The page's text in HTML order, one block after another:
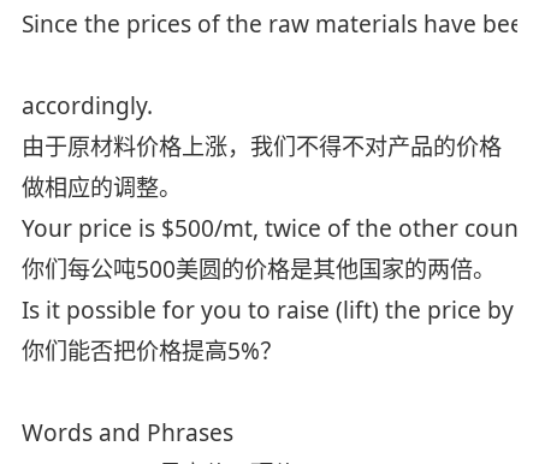
Since the prices of the raw materials have
accordingly.
由于原材料价格上涨，我们不得不对产品的价格
做相应的调整。
Your price is $500/mt, twice of the other
你们每公吨500美圆的价格是其他国家的两倍。
Is it possible for you to raise (lift) the price by
你们能否把价格提高5%？
Words and Phrases